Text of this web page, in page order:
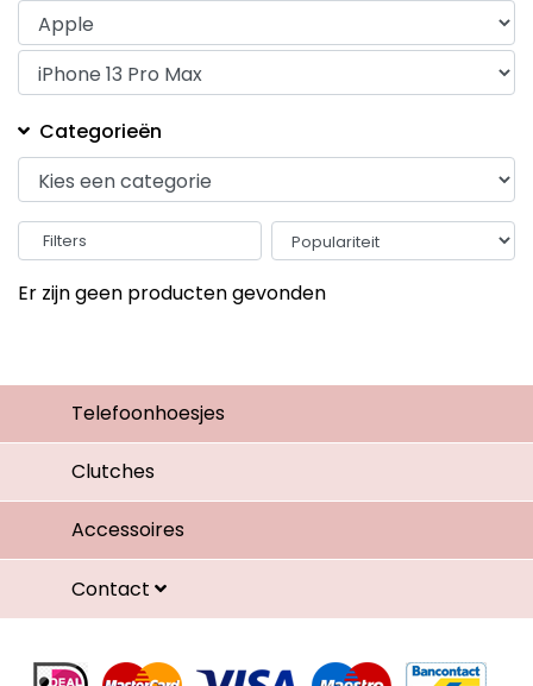
Categorieën
Filters
Er zijn geen producten gevonden
Telefoonhoesjes
Clutches
Accessoires
Contact